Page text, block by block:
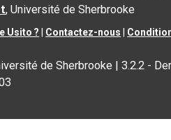
, Université de Sherbrooke
Usito ? Contactez-nous
de Sherbrooke |3.2.2 -